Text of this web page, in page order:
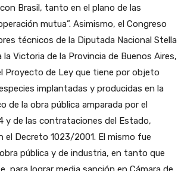
Brasil, tanto en el plano de las
mutua”. Asimismo, el Congreso
técnicos de la Diputada Nacional Stella
Victoria de la Provincia de Buenos Aires,
Proyecto de Ley que tiene por objeto
implantadas y producidas en la
de la obra pública amparada por el
y de las contrataciones del Estado,
Decreto 1023/2001. El mismo fue
pública y de industria, en tanto que